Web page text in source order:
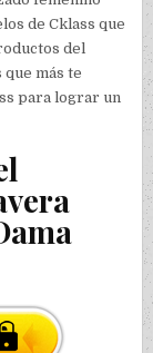
de Cklass que
del
que más te
para lograr un